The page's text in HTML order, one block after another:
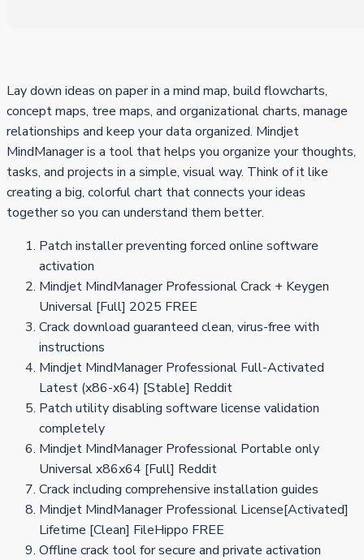
Lay down ideas on paper in a mind map, build flowcharts,
concept maps, tree maps, and organizational charts, manage
relationships and keep your data organized. Mindjet
MindManager is a tool that helps you organize your thoughts,
tasks, and projects in a simple, visual way. Think of it like
creating a big, colorful chart that connects your ideas
together so you can understand them better.
Patch installer preventing forced online software
activation
Mindjet MindManager Professional Crack + Keygen
Universal [Full] 2025 FREE
Crack download guaranteed clean, virus-free with
instructions
Mindjet MindManager Professional Full-Activated
Latest (x86-x64) [Stable] Reddit
Patch utility disabling software license validation
completely
Mindjet MindManager Professional Portable only
Universal x86x64 [Full] Reddit
Crack including comprehensive installation guides
Mindjet MindManager Professional License[Activated]
Lifetime [Clean] FileHippo FREE
Offline crack tool for secure and private activation